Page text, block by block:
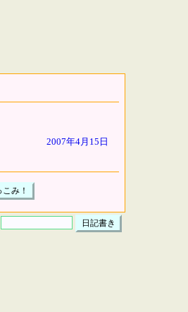
2007年4月15日